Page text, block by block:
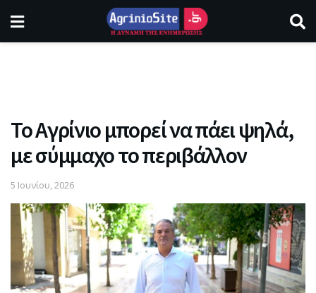
Το Αγρίνιο μπορεί να πάει ψηλά,
με σύμμαχο το περιβάλλον
5 Ιουνίου, 2026